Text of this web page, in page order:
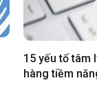
15 yếu tố tâm
hàng tiềm